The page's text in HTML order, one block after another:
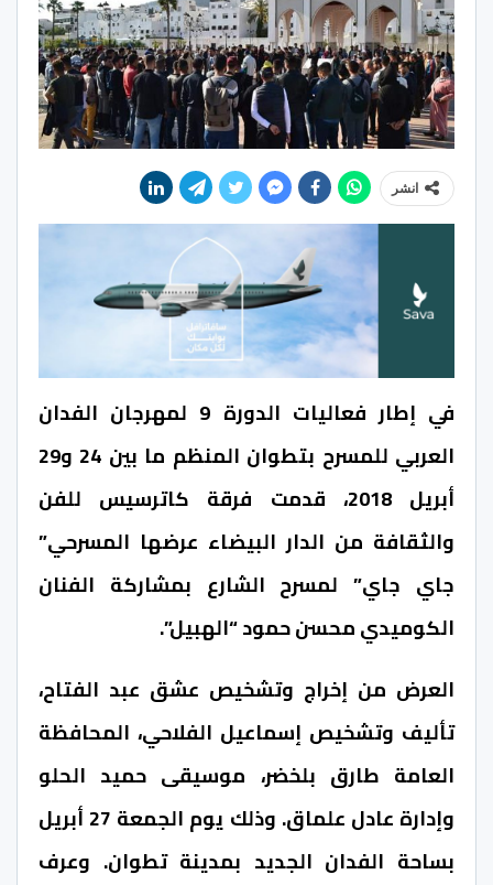
انشر
في إطار فعاليات الدورة 9 لمهرجان الفدان
العربي للمسرح بتطوان المنظم ما بين 24 و29
أبريل 2018، قدمت فرقة كاترسيس للفن
والثقافة من الدار البيضاء عرضها المسرحي”
جاي جاي” لمسرح الشارع بمشاركة الفنان
الكوميدي محسن حمود “الهبيل”.
العرض من إخراج وتشخيص عشق عبد الفتاح،
تأليف وتشخيص إسماعيل الفلاحي، المحافظة
العامة طارق بلخضر، موسيقى حميد الحلو
وإدارة عادل علماق. وذلك يوم الجمعة 27 أبريل
بساحة الفدان الجديد بمدينة تطوان. وعرف